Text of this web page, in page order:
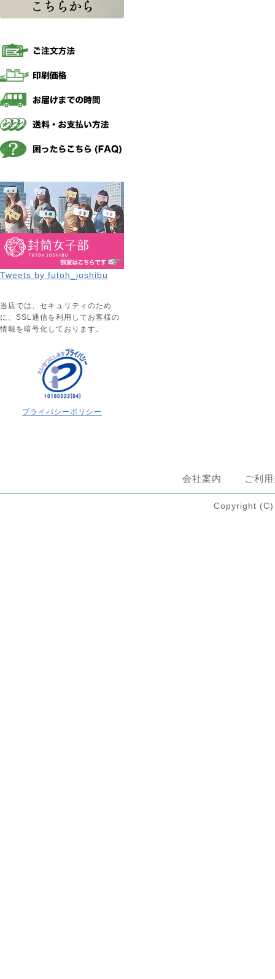
Tweets by futoh_joshibu
当店では、セキュリティのため
に、SSL通信を利用してお客様の
情報を暗号化しております。
プライバシーポリシー
会社案内 ご利
Copyright